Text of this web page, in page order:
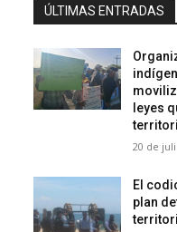
ÚLTIMAS ENTRADAS
leyes
20 de
El
plan